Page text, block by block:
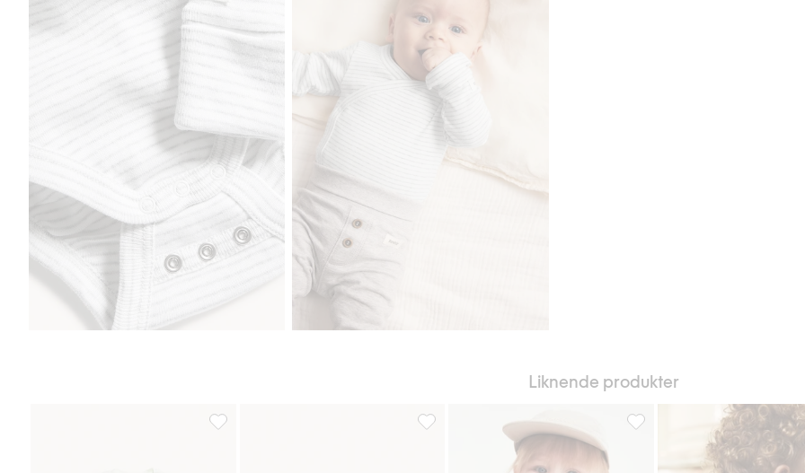
Liknende produkter
Stripet omslagsbody med broderi, Legg til i favoriter
Babybody i musselin, Legg til